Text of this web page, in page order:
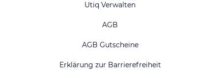
Utiq Verwalten
AGB
AGB Gutscheine
Erklärung zur Barrierefreiheit